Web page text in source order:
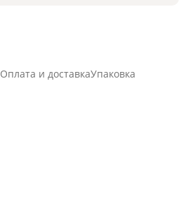
Оплата и доставкаУпаковка